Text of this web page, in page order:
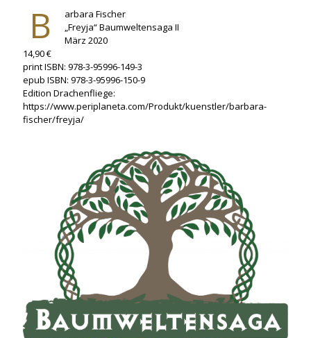
B
arbara Fischer
„Freyja“ Baumweltensaga II
März 2020
14,90 €
print ISBN: 978-3-95996-149-3
epub ISBN: 978-3-95996-150-9
Edition Drachenfliege:
https://www.periplaneta.com/Produkt/kuenstler/barbara-
fischer/freyja/